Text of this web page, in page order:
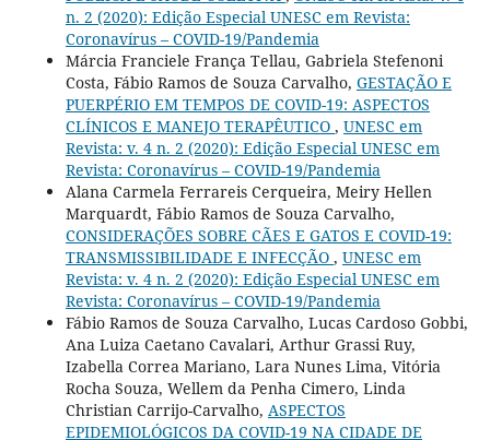
n. 2 (2020): Edição Especial UNESC em Revista:
Coronavírus – COVID-19/Pandemia
Márcia Franciele França Tellau, Gabriela Stefenoni
Costa, Fábio Ramos de Souza Carvalho, GESTAÇÃO E
PUERPÉRIO EM TEMPOS DE COVID-19: ASPECTOS
CLÍNICOS E MANEJO TERAPÊUTICO , UNESC em
Revista: v. 4 n. 2 (2020): Edição Especial UNESC em
Revista: Coronavírus – COVID-19/Pandemia
Alana Carmela Ferrareis Cerqueira, Meiry Hellen
Marquardt, Fábio Ramos de Souza Carvalho,
CONSIDERAÇÕES SOBRE CÃES E GATOS E COVID-19:
TRANSMISSIBILIDADE E INFECÇÃO , UNESC em
Revista: v. 4 n. 2 (2020): Edição Especial UNESC em
Revista: Coronavírus – COVID-19/Pandemia
Fábio Ramos de Souza Carvalho, Lucas Cardoso Gobbi,
Ana Luiza Caetano Cavalari, Arthur Grassi Ruy,
Izabella Correa Mariano, Lara Nunes Lima, Vitória
Rocha Souza, Wellem da Penha Cimero, Linda
Christian Carrijo-Carvalho, ASPECTOS
EPIDEMIOLÓGICOS DA COVID-19 NA CIDADE DE